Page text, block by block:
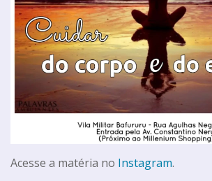
Acesse a matéria no Instagram.